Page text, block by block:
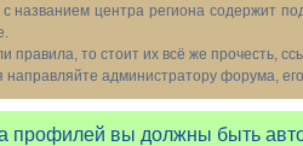
названием центра региона содержит
правила, то стоит их всё же прочесть,
администратору форума,
профилей вы должны быть